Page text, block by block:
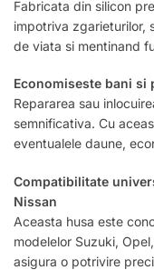
Fabricata din silicon
impotriva zgarieturilor,
de viata si mentinand
Economiseste bani si
Repararea sau
semnificativa. Cu
eventualele daune,
Compatibilitate
Nissan
Aceasta husa este
modelelor Suzuki,
asigura o potrivire